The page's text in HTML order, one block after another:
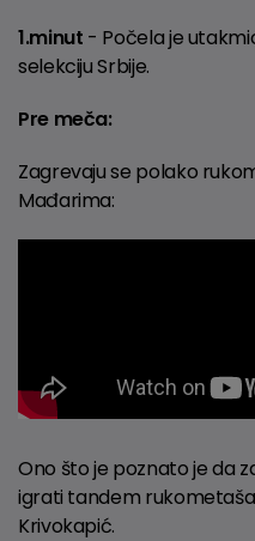
1.minut - Počela je
selekciju Srbije.
Pre meča:
Zagrevaju se polako
Mađarima:
Ono što je poznato je da
igrati tandem
Krivokapić.